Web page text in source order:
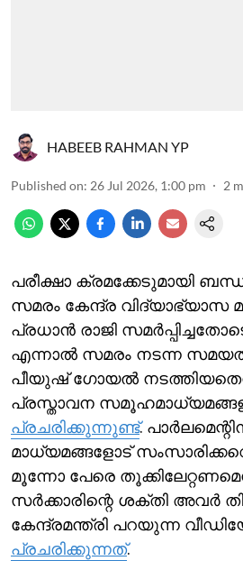
HABEEB RAHMAN YP
Published on: 26 Jul 2026, 1:00 pm 2
പരീക്ഷാ ക്രമക്കേടുമായി
സമരം കേന്ദ്ര വിദ്യാഭ്യാസ
പ്രധാന്‍ രാജി
എന്നാല്‍ സമരം നടന്ന
പീയുഷ് ഗോയല്‍
പ്രസ്താവന
പ്രചരിക്കുന്നുണ്ട്.
മാധ്യമങ്ങളോട്
മൂന്നോ പേരെ
സര്‍‍ക്കാരിന്റെ ശക്തി അവര്‍
കേന്ദ്രമന്ത്രി പറയുന്ന
പ്രചരിക്കുന്നത്.